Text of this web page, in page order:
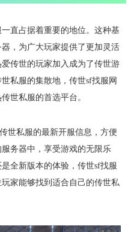
直占据着重要的地位。这种基
，为广大玩家提供了更加灵活
传世的玩家加入成为了传世游
私服的集散地，传世sf找服网
世私服的首选平台。
世私服的最新开服信息，方便
务器中，享受游戏的无限乐
全新版本的体验，传世sf找服
家能够找到适合自己的传世私